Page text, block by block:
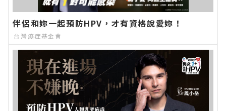
伴侶和妳一起預防HPV，才有資格說愛妳！
台灣癌症基金會